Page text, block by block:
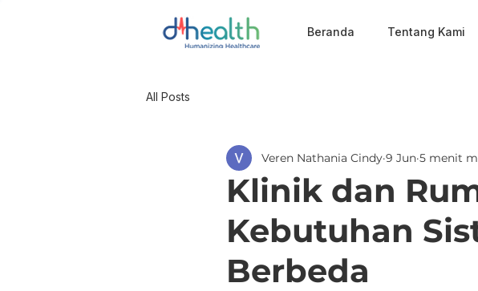
Beranda Tentang Kami
All Posts
Klinik dan
Kebutuhan
Berbeda
Veren Nathania Cindy 9 Jun 5 menit